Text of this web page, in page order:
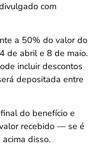
com
a 50% do valor do
de abril e 8 de maio.
incluir descontos
depositada entre
do benefício e
recebido — se é
disso.